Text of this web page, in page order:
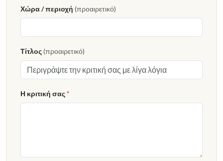
Χώρα / περιοχή (προαιρετικό)
Τίτλος(προαιρετικό)
Η κριτική σας*